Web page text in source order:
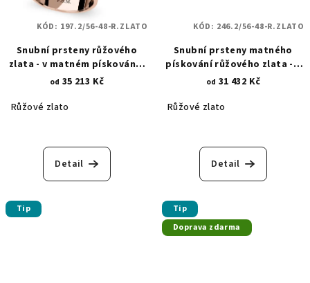
Snubní prsteny růžového
zlata - v matném pískování -
lesklé linie 197.2
od 35 213 Kč
Růžové zlato
Detail
KÓD: 197.2/56-48-R.ZLATO
Snubní prsteny matného
pískování růžového zlata - s
lesklým rytím a zirkony 246.2
od 31 432 Kč
Růžové zlato
Detail
KÓD: 246.2/56-48-R.ZLATO
Tip
Tip
Doprava zdarma